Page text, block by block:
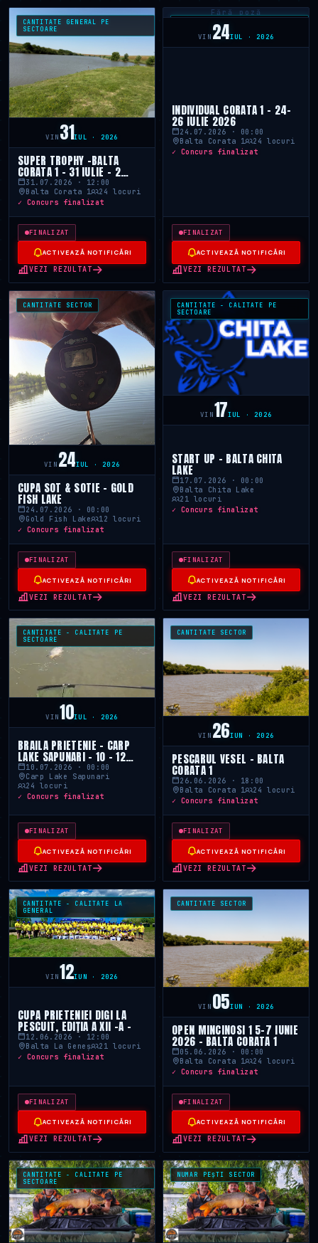
VIN 31IUL · 2026
CANTITATE GENERAL PE
SECTOARE
SUPER TROPHY -BALTA
CORATA 1 - 31 IULIE - 2
AUGUST 2026
31.07.2026 · 12:00
Balta Corata 1
24 locuri
✓ Concurs finalizat
FINALIZAT
ACTIVEAZĂ NOTIFICĂRI
VEZI REZULTAT
VIN 24IUL · 2026
Fără poză
INDIVIDUAL CORATA 1 - 24-
26 IULIE 2026
24.07.2026 · 00:00
Balta Corata 1
24 locuri
✓ Concurs finalizat
FINALIZAT
ACTIVEAZĂ NOTIFICĂRI
VEZI REZULTAT
VIN 24IUL · 2026
CANTITATE SECTOR
CUPA SOT & SOTIE - GOLD
FISH LAKE
24.07.2026 · 00:00
Gold Fish Lake
12 locuri
✓ Concurs finalizat
FINALIZAT
ACTIVEAZĂ NOTIFICĂRI
VEZI REZULTAT
VIN17IUL · 2026
CANTITATE - CALITATE PE
SECTOARE
START UP - BALTA CHITA
LAKE
17.07.2026 · 00:00
Balta Chita Lake
21 locuri
✓ Concurs finalizat
FINALIZAT
ACTIVEAZĂ NOTIFICĂRI
VEZI REZULTAT
VIN 10IUL · 2026
CANTITATE - CALITATE PE
SECTOARE
BRAILA PRIETENIE - CARP
LAKE SAPUNARI - 10 - 12
IULIE 2026
10.07.2026 · 00:00
Carp Lake Sapunari
24 locuri
✓ Concurs finalizat
FINALIZAT
ACTIVEAZĂ NOTIFICĂRI
VEZI REZULTAT
VIN 26IUN · 2026
CANTITATE SECTOR
PESCARUL VESEL - BALTA
CORATA 1
26.06.2026 · 18:00
Balta Corata 1
24 locuri
✓ Concurs finalizat
FINALIZAT
ACTIVEAZĂ NOTIFICĂRI
VEZI REZULTAT
VIN12IUN · 2026
CANTITATE - CALITATE LA
GENERAL
CUPA PRIETENIEI DIGI LA
PESCUIT, EDIȚIA A XII -A -
12.06.2026 · 12:00
Balta La Geneș
21 locuri
✓ Concurs finalizat
FINALIZAT
ACTIVEAZĂ NOTIFICĂRI
VEZI REZULTAT
VIN 05IUN · 2026
CANTITATE SECTOR
OPEN MINCINOSI 1 5-7 IUNIE
2026 - BALTA CORATA 1
05.06.2026 · 00:00
Balta Corata 1
24 locuri
✓ Concurs finalizat
FINALIZAT
ACTIVEAZĂ NOTIFICĂRI
VEZI REZULTAT
CANTITATE - CALITATE PE
SECTOARE
NUMAR PEȘTI SECTOR